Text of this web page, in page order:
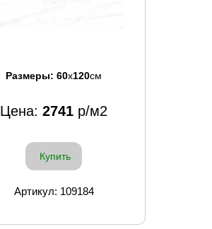
Размеры: 60x120см
Цена: 2741 р/м2
Купить
Артикул: 109184